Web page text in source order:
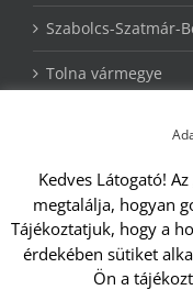
Szabolcs-Szatmár-
Tolna vármegye
Kedves Látogató! Az
megtalálja, hogyan
Tájékoztatjuk, hogy a
érdekében sütiket
Ön a